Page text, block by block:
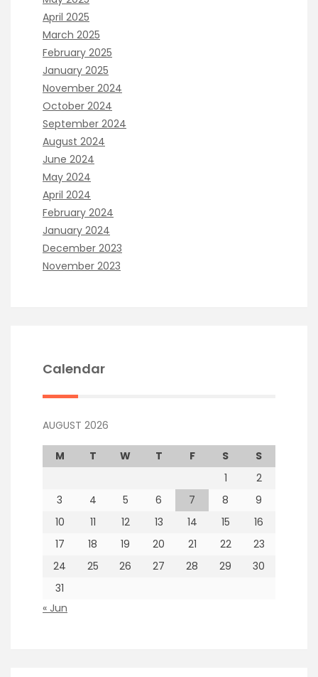
April 2025
March 2025
February 2025
January 2025
November 2024
October 2024
September 2024
August 2024
June 2024
May 2024
April 2024
February 2024
January 2024
December 2023
November 2023
Calendar
AUGUST 2026
M T W T F S
S
1
2
3
4 5 6 7 8
9
10
11 12 13 14 15
16
17
18 19 20 21 22
23
24
25 26 27 28 29
30
31
« Jun